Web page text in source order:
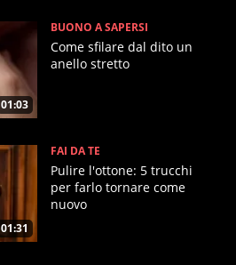
01:03
BUONO A SAPERSI
Come sfilare dal dito un
anello stretto
01:31
FAI DA TE
Pulire l'ottone: 5 trucchi
per farlo tornare come
nuovo